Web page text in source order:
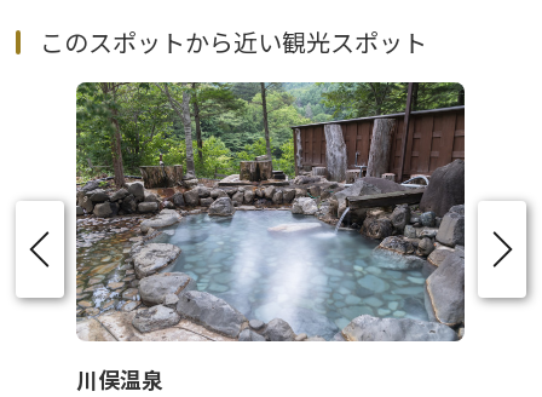
このスポットから近い観光スポット
川俣温泉